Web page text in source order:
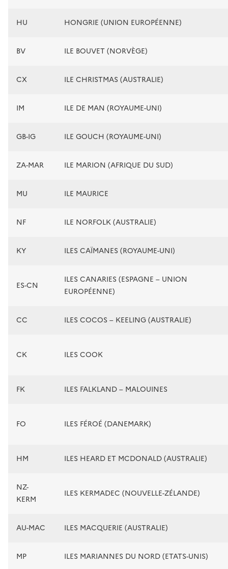
HU HONGRIE (UNION EUROPÉENNE)
BV ILE BOUVET (NORVÈGE)
CX ILE CHRISTMAS (AUSTRALIE)
IM ILE DE MAN (ROYAUME-UNI)
GB-IG ILE GOUCH (ROYAUME-UNI)
ZA-MAR ILE MARION (AFRIQUE DU SUD)
MU ILE MAURICE
NF ILE NORFOLK (AUSTRALIE)
KY ILES CAÏMANES (ROYAUME-UNI)
ES-CN
ILES CANARIES (ESPAGNE – UNION
EUROPÉENNE)
CC ILES COCOS – KEELING (AUSTRALIE)
CK ILES COOK
FK ILES FALKLAND – MALOUINES
FO ILES FÉROÉ (DANEMARK)
HM ILES HEARD ET MCDONALD (AUSTRALIE)
NZ-
KERM
ILES KERMADEC (NOUVELLE-ZÉLANDE)
AU-MAC ILES MACQUERIE (AUSTRALIE)
MP ILES MARIANNES DU NORD (ETATS-UNIS)